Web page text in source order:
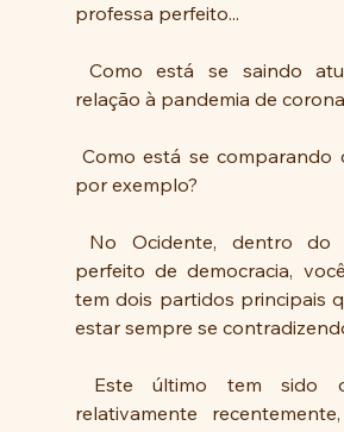
professa perfeito...
relação à pandemia de
Como está se comparando com a China,
por exemplo?
perfeito de democracia,
tem dois partidos principais
estar sempre se
relativamente